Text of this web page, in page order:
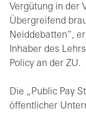
Vergütung in der
Übergreifend
Neiddebatten“,
Inhaber des
Policy an der ZU.
Die „Public Pay
öffentlicher